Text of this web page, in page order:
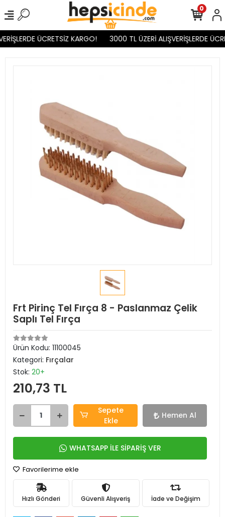
ÜCRETSİZ KARGO! 3000 TL ÜZERİ ALIŞVERİŞLERDE
0
Frt Pirinç Tel Fırça 8 - Paslanmaz Çelik
Saplı Tel Fırça
Ürün Kodu: 11100045
Kategori: Fırçalar
Stok: 20+
210,73 TL
Sepete
Ekle
Hemen Al
WHATSAPP İLE SİPARİŞ VER
Favorilerime ekle
Hızlı Gönderi Güvenli Alışveriş İade ve Değişim